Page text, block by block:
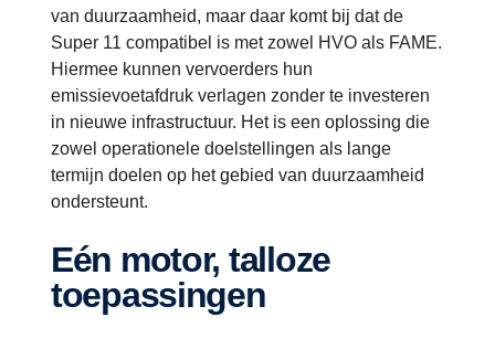
van duurzaamheid, maar daar komt bij dat de
Super 11 compatibel is met zowel HVO als FAME.
Hiermee kunnen vervoerders hun
emissievoetafdruk verlagen zonder te investeren
in nieuwe infrastructuur. Het is een oplossing die
zowel operationele doelstellingen als lange
termijn doelen op het gebied van duurzaamheid
ondersteunt.
Eén motor, talloze
toepassingen